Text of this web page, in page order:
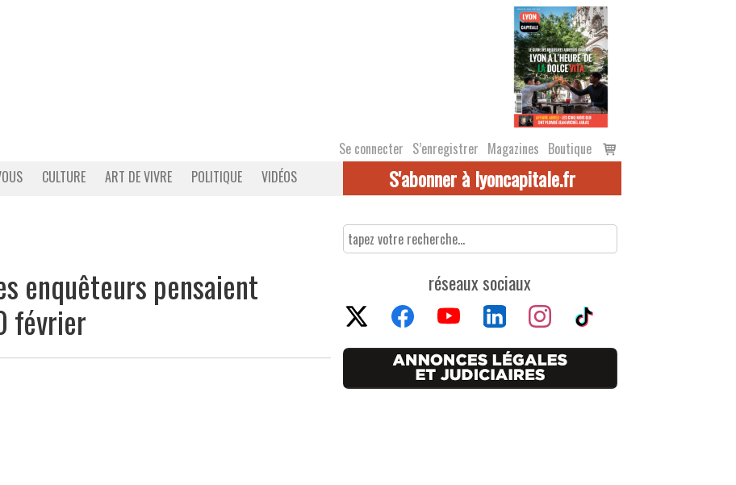
Se connecter S’enregistrer Magazines Boutique
Voir
le
CULTURE ART DE VIVRE POLITIQUE VIDÉOS S'abonner à lyoncapitale.fr
enquêteurs pensaient
février
réseaux sociaux